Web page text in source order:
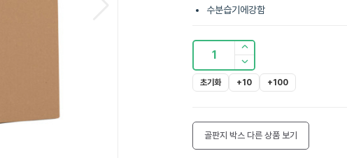
수분습기에강함
1
초기화 +10 +100
골판지 박스 다른 상품 보기